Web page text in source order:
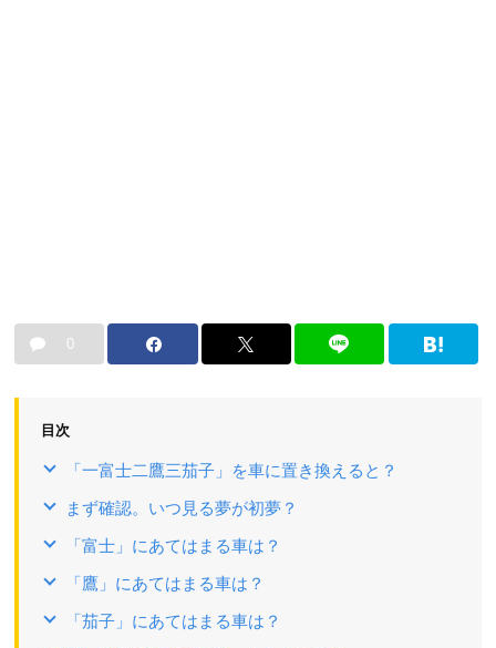
0
目次
「一富士二鷹三茄子」を車に置き換えると？
まず確認。いつ見る夢が初夢？
「富士」にあてはまる車は？
「鷹」にあてはまる車は？
「茄子」にあてはまる車は？